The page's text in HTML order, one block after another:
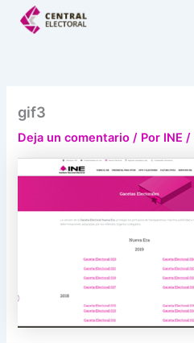
gif3
Deja un comentario / Por INE/